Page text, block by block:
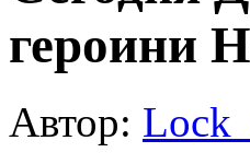
героини
Автор: